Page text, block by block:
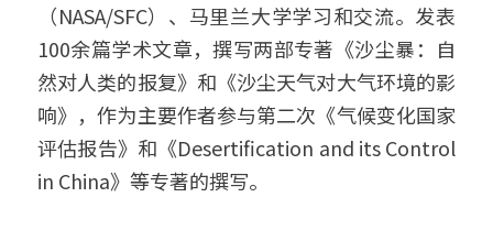
（NASA/SFC）、马里兰大学学习和交流。发表
100余篇学术文章，撰写两部专著《沙尘暴：自
然对人类的报复》和《沙尘天气对大气环境的影
响》，作为主要作者参与第二次《气候变化国家
评估报告》和《Desertification and its Control
in China》等专著的撰写。